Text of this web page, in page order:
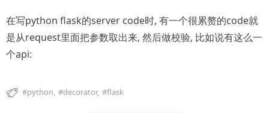
在写python flask的server code时, 有一个很累赘的code就
是从request里面把参数取出来, 然后做校验, 比如说有这么一
个api:
python decorator flask